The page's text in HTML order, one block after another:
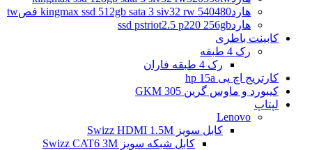
هاردkingmax ssd 512gb sata 3 siv32 rw 540480 فصtw
هاردssd pstriot2.5 p220 256gb
کابینت باطری
رک 4 طبقه
رک 4 طبقه فاران
کارتریج اچ پی hp 15a
کیبورد و ماوس گرین GKM 305
لپتاپ
Lenovo
کابل سویز Swizz HDMI 1.5M
کابل شبکه سویز Swizz CAT6 3M